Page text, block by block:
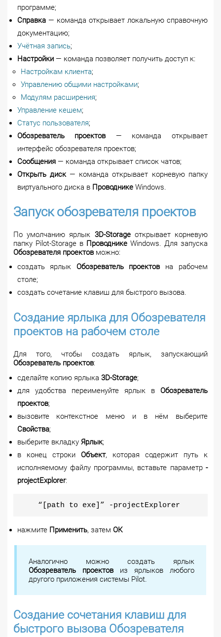
программе;
Справка— команда открывает локальную справочную
документацию;
Учётная запись;
Настройки— команда позволяет получить доступ к:
Настройкам клиента;
Управлению общими настройками;
Модулям расширения;
Управление кешем;
Статус пользователя;
Обозреватель проектов— команда открывает
интерфейс обозревателя проектов;
Сообщения— команда открывает список чатов;
Открыть диск— команда открывает корневую папку
виртуального диска в ПроводникеWindows.
Запуск обозревателя проектов
По умолчанию ярлык 3D-Storageоткрывает корневую
папку Pilot-Storage в Проводнике Windows. Для запуска
Обозревателя проектовможно:
создать ярлык Обозреватель проектовна рабочем
столе;
создать сочетание клавиш для быстрого вызова.
Создание ярлыка для Обозревателя
проектов на рабочем столе
Для того, чтобы создать ярлык, запускающий
Обозреватель проектов:
сделайте копию ярлыка 3D-Storage;
для удобства переименуйте ярлык в Обозреватель
проектов;
вызовите контекстное меню и в нём выберите
Свойства;
выберите вкладку Ярлык;
в конец строки Объект, которая содержит путь к
исполняемому файлу программы, вставьте параметр -
projectExplorer:
“[path to exe]” -projectExplorer
нажмите Применить, затем ОК
Аналогично можно создать ярлык
Обозреватель проектовиз ярлыков любого
другого приложения системы Pilot.
Создание сочетания клавиш для
быстрого вызова Обозревателя